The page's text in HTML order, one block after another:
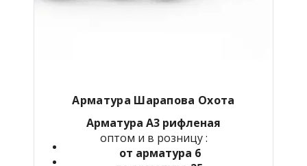
Арматура Шарапова Охота
Арматура А3 рифленая
оптом и в розницу :
от арматура 6